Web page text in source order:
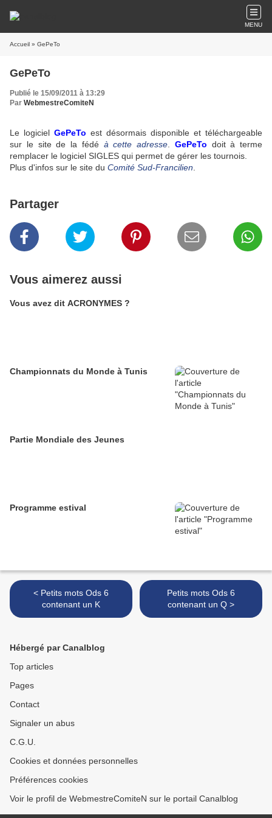
MENU
Accueil » GePeTo
GePeTo
Publié le 15/09/2011 à 13:29
Par WebmestreComiteN
Le logiciel GePeTo est désormais disponible et téléchargeable
sur le site de la fédé à cette adresse GePeTo doit à terme
remplacer le logiciel SIGLES qui permet de gérer les tournois.
Plus d'infos sur le site du Comité Sud-Francilien
Partager
Vous aimerez aussi
Vous avez dit ACRONYMES ?
Championnats du Monde à Tunis
Partie Mondiale des Jeunes
Programme estival
< Petits mots Ods 6
contenant un K
Petits mots Ods 6
contenant un Q >
Hébergé par Canalblog
Top articles
Pages
Contact
Signaler un abus
C.G.U.
Cookies et données personnelles
Préférences cookies
Voir le profil de WebmestreComiteN sur le portail Canalblog